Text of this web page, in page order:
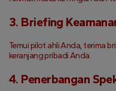
3. Briefing
Temui pilot ahli Anda, terima
keranjang pribadi Anda.
4. Penerbangan